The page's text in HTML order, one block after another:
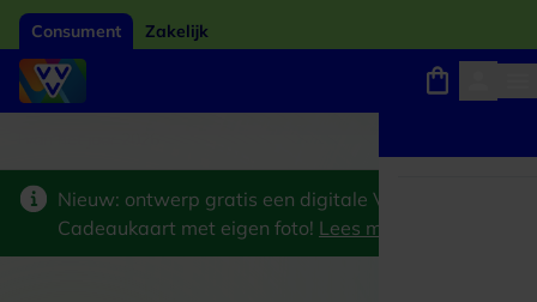
Consument Zakelijk
Nieuw: ontwerp gratis een digitale VVV
Cadeaukaart met eigen foto! Lees meer